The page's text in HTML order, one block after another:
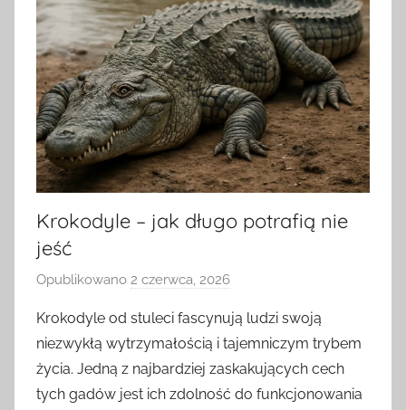
Krokodyle – jak długo potrafią nie
jeść
Opublikowano 2 czerwca, 2026
z
e
z
Krokodyle od stuleci fascynują ludzi swoją
niezwykłą wytrzymałością i tajemniczym trybem
życia. Jedną z najbardziej zaskakujących cech
tych gadów jest ich zdolność do funkcjonowania